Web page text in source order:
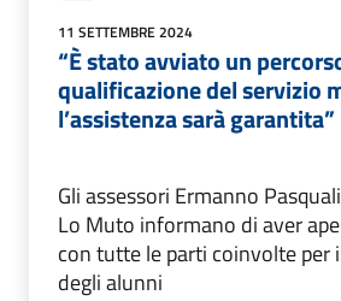
11 SETTEMBRE 2024
“È stato avviato un
qualificazione del servizio
l’assistenza sarà garantita”
Gli assessori Ermanno
Lo Muto informano di aver
con tutte le parti coinvolte per
degli alunni